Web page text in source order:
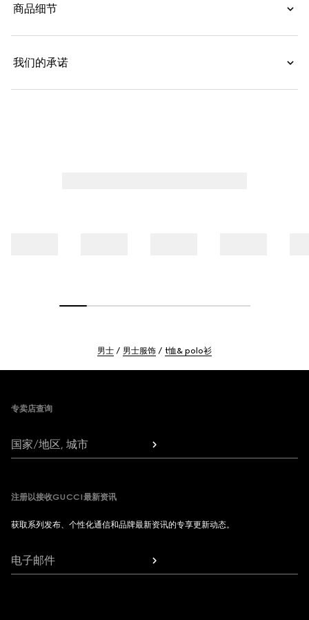
商品细节
我们的承诺
男士 男士服饰 t恤& polo衫
专卖店查询
国家/地区, 城市
注册以接收GUCCI最新资讯
获取系列发布、个性化通信和品牌最新资讯的专享更新动态。
电子邮件